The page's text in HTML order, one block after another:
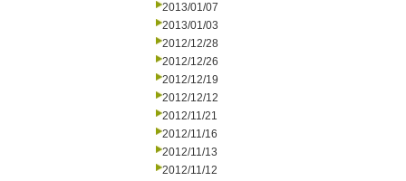
2013/01/07
2013/01/03
2012/12/28
2012/12/26
2012/12/19
2012/12/12
2012/11/21
2012/11/16
2012/11/13
2012/11/12